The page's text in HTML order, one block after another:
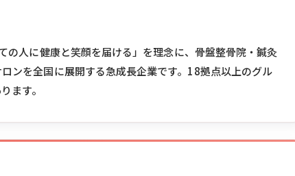
の人に健康と笑顔を届ける」を理念に、骨盤整骨院・鍼灸
ンを全国に展開する急成長企業です。18拠点以上のグル
ます。